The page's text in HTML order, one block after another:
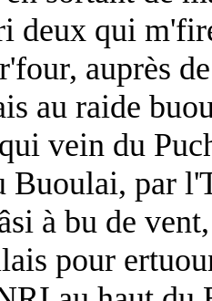
deux qui
auprès
au raide
vein du
Buoulai, par
à bu de vent,
pour